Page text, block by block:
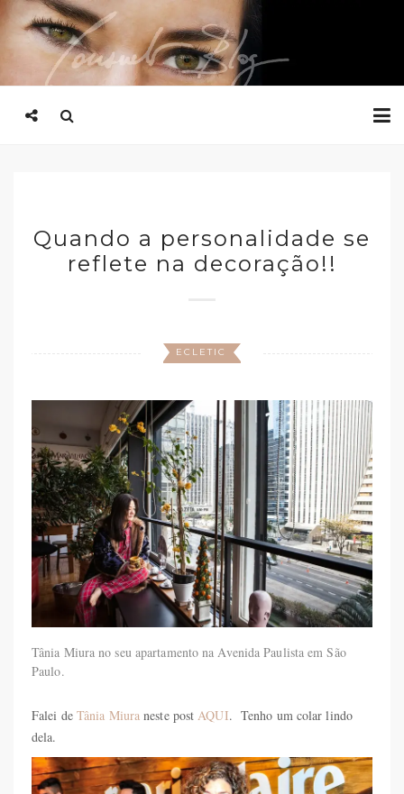
Quando a personalidade se
reflete na decoração!!
ECLETIC
Tânia Miura no seu apartamento na Avenida Paulista em São
Paulo.
Falei de Tânia Miura neste postAQUI. Tenho um colar lindo
dela.